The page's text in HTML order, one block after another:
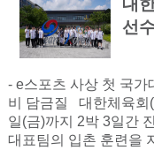
대
선
- e스포츠 사상 첫 국
비 담금질 대한체육회
일(금)까지 2박 3일간
대표팀의 입촌 훈련을